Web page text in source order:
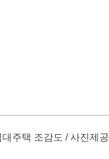
주택조감도 /사진제공